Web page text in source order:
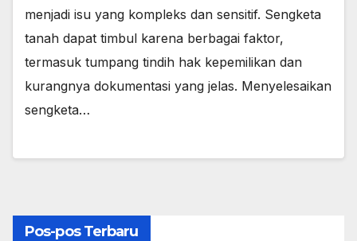
menjadi isu yang kompleks dan sensitif. Sengketa
tanah dapat timbul karena berbagai faktor,
termasuk tumpang tindih hak kepemilikan dan
kurangnya dokumentasi yang jelas. Menyelesaikan
sengketa…
Pos-pos Terbaru